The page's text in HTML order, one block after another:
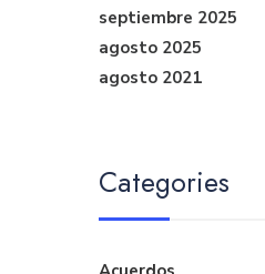
septiembre 2025
agosto 2025
agosto 2021
Categories